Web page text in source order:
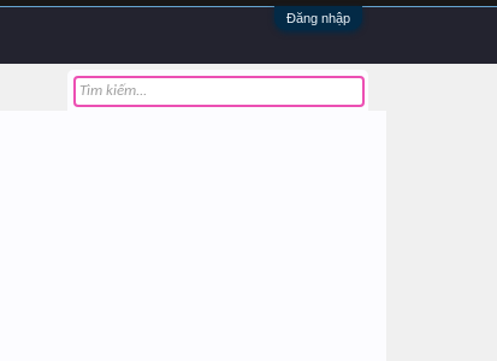
Đăng nhập